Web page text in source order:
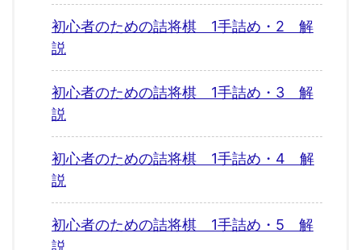
初心者のための詰将棋 1手詰め・2 解
説
初心者のための詰将棋 1手詰め・3 解
説
初心者のための詰将棋 1手詰め・4 解
説
初心者のための詰将棋 1手詰め・5 解
説